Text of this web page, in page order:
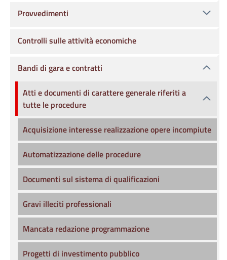
Provvedimenti
Controlli sulle attività economiche
Bandi di gara e contratti
Atti e documenti di carattere generale riferiti a
tutte le procedure
Acquisizione interesse realizzazione opere incompiute
Automatizzazione delle procedure
Documenti sul sistema di qualificazioni
Gravi illeciti professionali
Mancata redazione programmazione
Progetti di investimento pubblico